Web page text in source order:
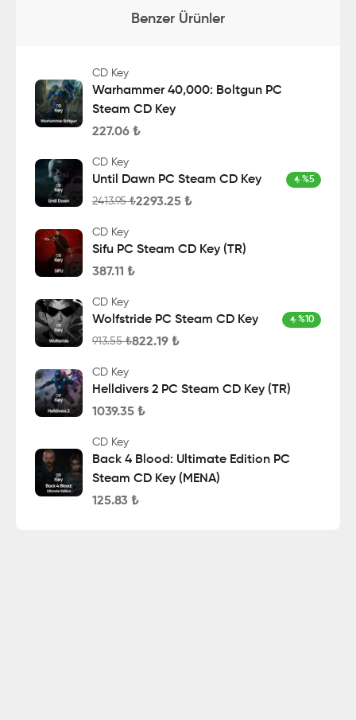
Benzer Ürünler
CD Key
Warhammer 40,000: Boltgun PC
Steam CD Key
227.06 ₺
CD Key
Until Dawn PC Steam CD Key %5
2413.95₺2293.25 ₺
CD Key
Sifu PC Steam CD Key (TR)
387.11 ₺
CD Key
Wolfstride PC Steam CD Key %10
913.55₺822.19 ₺
CD Key
Helldivers 2 PC Steam CD Key (TR)
1039.35 ₺
CD Key
Back 4 Blood: Ultimate Edition PC
Steam CD Key (MENA)
125.83 ₺